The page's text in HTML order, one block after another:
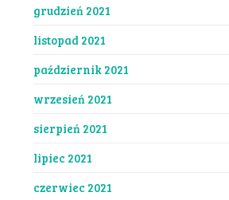
grudzień 2021
listopad 2021
październik 2021
wrzesień 2021
sierpień 2021
lipiec 2021
czerwiec 2021